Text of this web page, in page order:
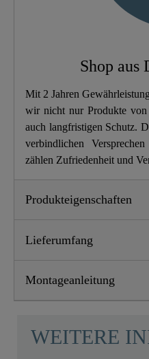
Höhe
Länge
Shop aus
Mit 2 Jahren
wir nicht nur Produkte von
auch langfristigen Schutz.
verbindlichen
zählen Zufriedenheit und
Produkteigenschaften
Lieferumfang
Montageanleitung
WEITERE